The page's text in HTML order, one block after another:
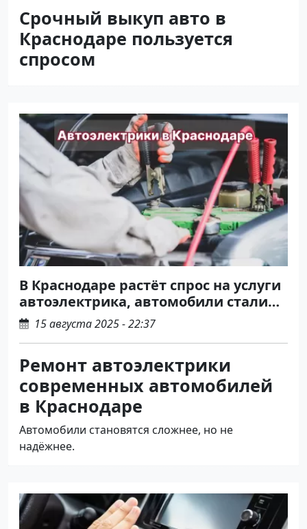
Срочный выкуп авто в
Краснодаре пользуется
спросом
В Краснодаре растёт спрос на услуги
автоэлектрика, автомобили стали
сложнее – поломок больше
15 августа 2025 - 22:37
Ремонт автоэлектрики
современных автомобилей
в Краснодаре
Автомобили становятся сложнее, но не
надёжнее.